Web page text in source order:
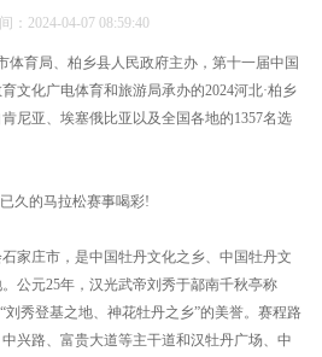
：2024-04-07 08:59:40
体育局、柏乡县人民政府主办，第十一届中国
文化广电体育和旅游局承办的2024河北·柏乡
尼亚、埃塞俄比亚以及全国各地的1357名选
久的马拉松赛事喝彩!
家庄市，是中国牡丹文化之乡、中国牡丹文
公元25年，汉光武帝刘秀于鄗南千秋亭称
刘秀登基之地、神花牡丹之乡”的美誉。赛程路
兴路、富贵大道等主干道和汉牡丹广场、中